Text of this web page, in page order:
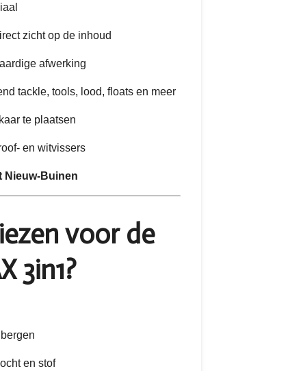
zicht op de inhoud
afwerking
tackle, tools, lood, floats en meer
te plaatsen
en witvissers
Nieuw-Buinen
voor de
3in1?
en stof